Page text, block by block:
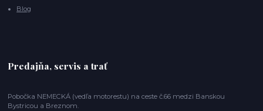
Blog
Predajňa, servis a trať
Pobočka NEMECKÁ (vedľa motorestu) na ceste č.66 medzi Banskou
Bystricou a Breznom.